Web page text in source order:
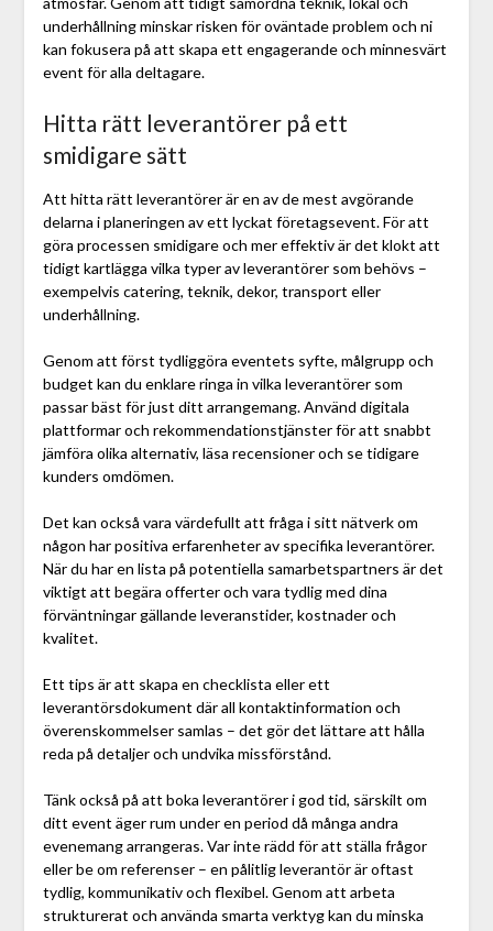
underhållning minskar risken för oväntade problem och ni
kan fokusera på att skapa ett engagerande och minnesvärt
event för alla deltagare.
Hitta rätt leverantörer på ett
smidigare sätt
Att hitta rätt leverantörer är en av de mest avgörande
delarna i planeringen av ett lyckat företagsevent. För att
göra processen smidigare och mer effektiv är det klokt att
tidigt kartlägga vilka typer av leverantörer som behövs –
exempelvis catering, teknik, dekor, transport eller
underhållning.
Genom att först tydliggöra eventets syfte, målgrupp och
budget kan du enklare ringa in vilka leverantörer som
passar bäst för just ditt arrangemang. Använd digitala
plattformar och rekommendationstjänster för att snabbt
jämföra olika alternativ, läsa recensioner och se tidigare
kunders omdömen.
Det kan också vara värdefullt att fråga i sitt nätverk om
någon har positiva erfarenheter av specifika leverantörer.
När du har en lista på potentiella samarbetspartners är det
viktigt att begära offerter och vara tydlig med dina
förväntningar gällande leveranstider, kostnader och
kvalitet.
Ett tips är att skapa en checklista eller ett
leverantörsdokument där all kontaktinformation och
överenskommelser samlas – det gör det lättare att hålla
reda på detaljer och undvika missförstånd.
Tänk också på att boka leverantörer i god tid, särskilt om
ditt event äger rum under en period då många andra
evenemang arrangeras. Var inte rädd för att ställa frågor
eller be om referenser – en pålitlig leverantör är oftast
tydlig, kommunikativ och flexibel. Genom att arbeta
strukturerat och använda smarta verktyg kan du minska